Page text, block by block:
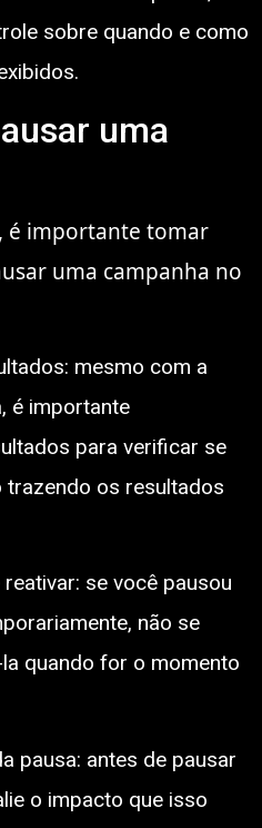
sobre quando e como
uma
é importante tomar
uma campanha no
mesmo com a
é importante
para verificar se
trazendo os resultados
se você pausou
não se
quando for o momento
pausa: antes de pausar
o impacto que isso